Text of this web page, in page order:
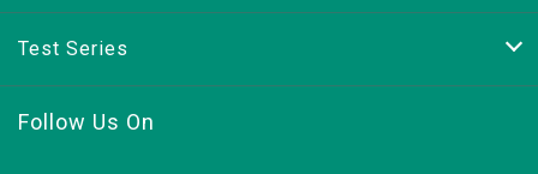
Test Series
Follow Us On